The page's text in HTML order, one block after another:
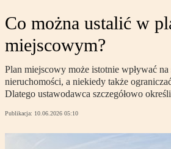
Co można ustalić w
miejscowym?
Plan miejscowy może istotnie wpływać
nieruchomości, a niekiedy także
Dlatego ustawodawca szczegółowo
Publikacja: 10.06.2026 05:10